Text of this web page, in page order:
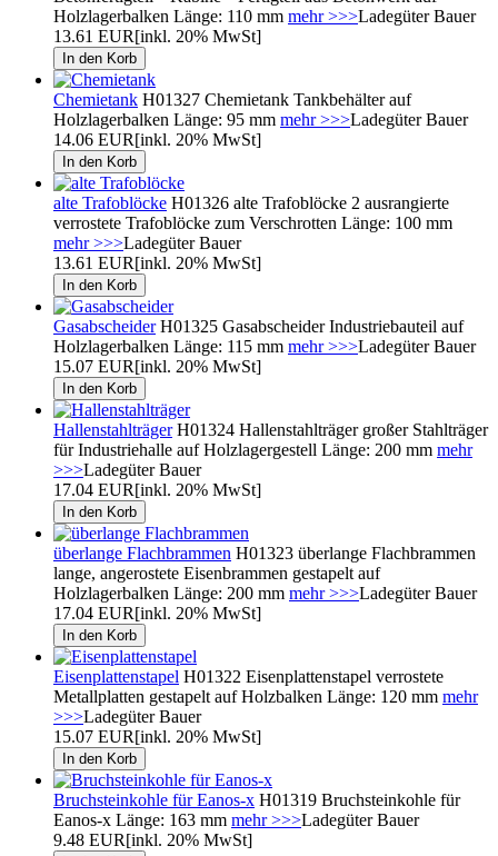
Holzlagerbalken Länge: 110 mm mehr >>>Ladegüter Bauer
13.61 EUR[inkl. 20% MwSt]
Chemietank H01327 Chemietank Tankbehälter auf
Holzlagerbalken Länge: 95 mm mehr >>>Ladegüter Bauer
14.06 EUR[inkl. 20% MwSt]
alte Trafoblöcke H01326 alte Trafoblöcke 2 ausrangierte
verrostete Trafoblöcke zum Verschrotten Länge: 100 mm
mehr >>>Ladegüter Bauer
13.61 EUR[inkl. 20% MwSt]
GasabscheiderH01325 Gasabscheider Industriebauteil auf
Holzlagerbalken Länge: 115 mm mehr >>>Ladegüter Bauer
15.07 EUR[inkl. 20% MwSt]
HallenstahlträgerH01324 Hallenstahlträger großer Stahlträger
für Industriehalle auf Holzlagergestell Länge: 200 mm mehr
>>>Ladegüter Bauer
17.04 EUR[inkl. 20% MwSt]
überlange Flachbrammen H01323 überlange Flachbrammen
lange, angerostete Eisenbrammen gestapelt auf
Holzlagerbalken Länge: 200 mm mehr >>>Ladegüter Bauer
17.04 EUR[inkl. 20% MwSt]
Eisenplattenstapel H01322 Eisenplattenstapel verrostete
Metallplatten gestapelt auf Holzbalken Länge: 120 mm mehr
>>>Ladegüter Bauer
15.07 EUR[inkl. 20% MwSt]
Bruchsteinkohle für Eanos-x H01319 Bruchsteinkohle für
Eanos-x Länge: 163 mm mehr >>>Ladegüter Bauer
9.48 EUR[inkl. 20% MwSt]